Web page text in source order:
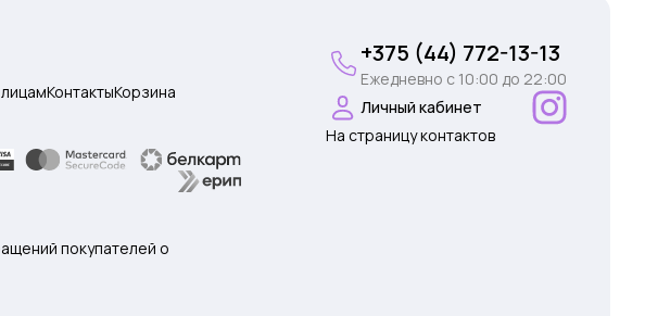
КонтактыКорзина
покупателей о
+375 (44) 772-13-13
Ежедневно c 10:00 до 22:00
Личный кабинет
На страницу контактов